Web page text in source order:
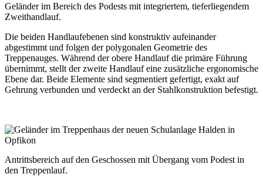
Geländer im Bereich des Podests mit integriertem, tieferliegendem
Zweithandlauf.
Die beiden Handlaufebenen sind konstruktiv aufeinander
abgestimmt und folgen der polygonalen Geometrie des
Treppenauges. Während der obere Handlauf die primäre Führung
übernimmt, stellt der zweite Handlauf eine zusätzliche ergonomische
Ebene dar. Beide Elemente sind segmentiert gefertigt, exakt auf
Gehrung verbunden und verdeckt an der Stahlkonstruktion befestigt.
Antrittsbereich auf den Geschossen mit Übergang vom Podest in
den Treppenlauf.